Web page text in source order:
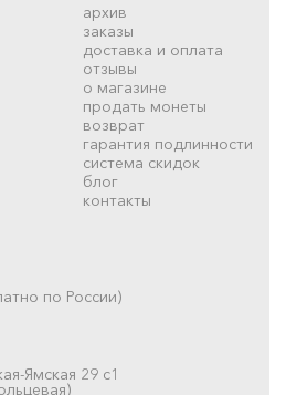
архив
заказы
доставка и оплата
отзывы
о магазине
продать монеты
возврат
гарантия подлинности
система скидок
блог
контакты
по России)
Ямская 29 с1